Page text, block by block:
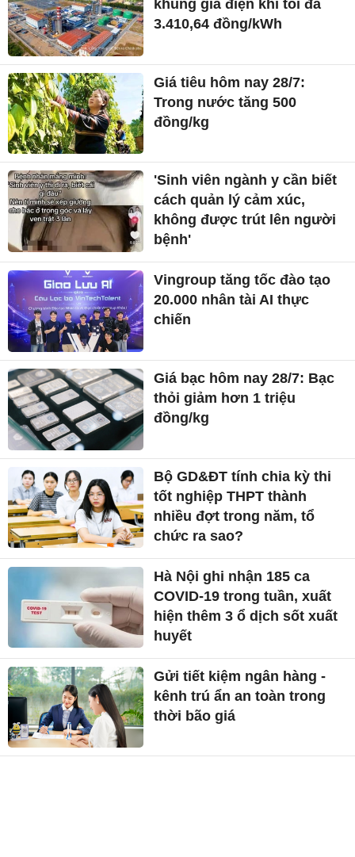
khung giá điện khí tối đa
3.410,64 đồng/kWh
Giá tiêu hôm nay 28/7:
Trong nước tăng 500
đồng/kg
'Sinh viên ngành y cần biết
cách quản lý cảm xúc,
không được trút lên người
bệnh'
Vingroup tăng tốc đào tạo
20.000 nhân tài AI thực
chiến
Giá bạc hôm nay 28/7: Bạc
thỏi giảm hơn 1 triệu
đồng/kg
Bộ GD&ĐT tính chia kỳ thi
tốt nghiệp THPT thành
nhiều đợt trong năm, tổ
chức ra sao?
Hà Nội ghi nhận 185 ca
COVID-19 trong tuần, xuất
hiện thêm 3 ổ dịch sốt xuất
huyết
Gửi tiết kiệm ngân hàng -
kênh trú ẩn an toàn trong
thời bão giá